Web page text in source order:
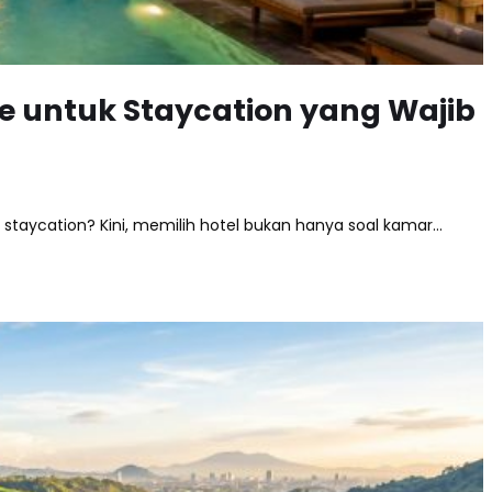
untuk Staycation yang Wajib
Kini, memilih hotel bukan hanya soal kamar…